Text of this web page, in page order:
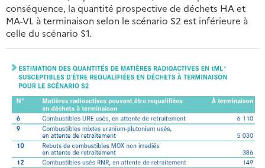
conséquence, la quantité prospective de déchets HA et
MA-VL à terminaison selon le scénario S2 est inférieure à
celle du scénario S1.